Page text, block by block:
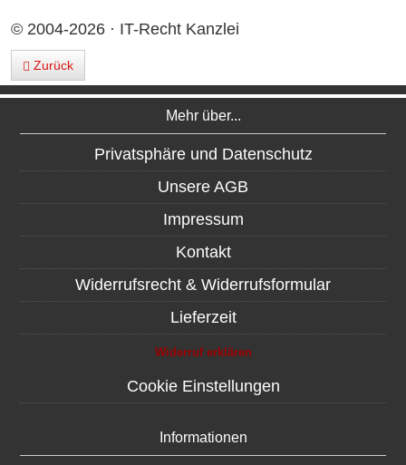
© 2004-2026 · IT-Recht Kanzlei
Zurück
Mehr über...
Privatsphäre und Datenschutz
Unsere AGB
Impressum
Kontakt
Widerrufsrecht & Widerrufsformular
Lieferzeit
Widerruf erklären
Cookie Einstellungen
Informationen